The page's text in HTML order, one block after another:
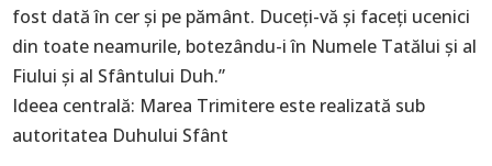
fost dată în cer și pe pământ. Duceți-vă și faceți ucenici
din toate neamurile, botezându-i în Numele Tatălui și al
Fiului și al Sfântului Duh.”
Ideea centrală: Marea Trimitere este realizată sub
autoritatea Duhului Sfânt